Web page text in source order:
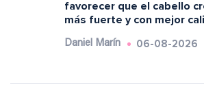
favorecer que el cabello
más fuerte y con mejor
Daniel Marín 06-08-2026